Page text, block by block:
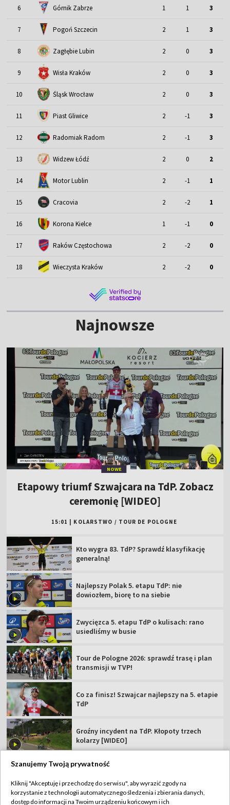
6 Górnik Zabrze 1 1 3
7 Pogoń Szczecin 2 1 3
8 Zagłębie Lubin 2 0 3
9 Wisła Kraków 2 0 3
10 Śląsk Wrocław 2 0 3
11 Piast Gliwice 2 -1 3
12 Radomiak Radom 2 -1 3
13 Widzew Łódź 2 0 2
14 Motor Lublin 2 -1 1
15 Cracovia 2 -2 1
16 Korona Kielce 1 -1 0
17 Raków Częstochowa 2 -2 0
18 Wieczysta Kraków 2 -2 0
Najnowsze
NOWE
Etapowy triumf Szwajcara na TdP. Zobacz
ceremonię [WIDEO]
15:01 KOLARSTWO / TOUR DE POLOGNE
Kto wygra 83. TdP? Sprawdź klasyfikację
generalną!
Najlepszy Polak 5. etapu TdP: nie
dowiozłem, biorę to na siebie
Zwycięzca 5. etapu TdP o kulisach: rano
usiedliśmy w busie
Tour de Pologne 2026: sprawdź trasę i plan
transmisji w TVP!
Co za finisz! Szwajcar najlepszy na 5. etapie
TdP
Groźny incydent na TdP. Kłopoty trzech
kolarzy [WIDEO]
TVP
Szanujemy Twoją prywatność
Kliknij "Akceptuję i przechodzę do serwisu", aby wyrazić zgody na
korzystanie z technologii automatycznego śledzenia i zbierania danych,
dostęp do informacji na Twoim urządzeniu końcowym i ich